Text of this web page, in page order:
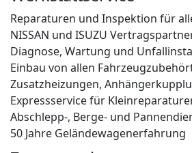
Reparaturen und Inspektion für
NISSAN und ISUZU
Diagnose, Wartung und
Einbau von allen
Zusatzheizungen,
Expressservice für
Abschlepp-, Berge- und
50 Jahre Geländewagenerfahrung